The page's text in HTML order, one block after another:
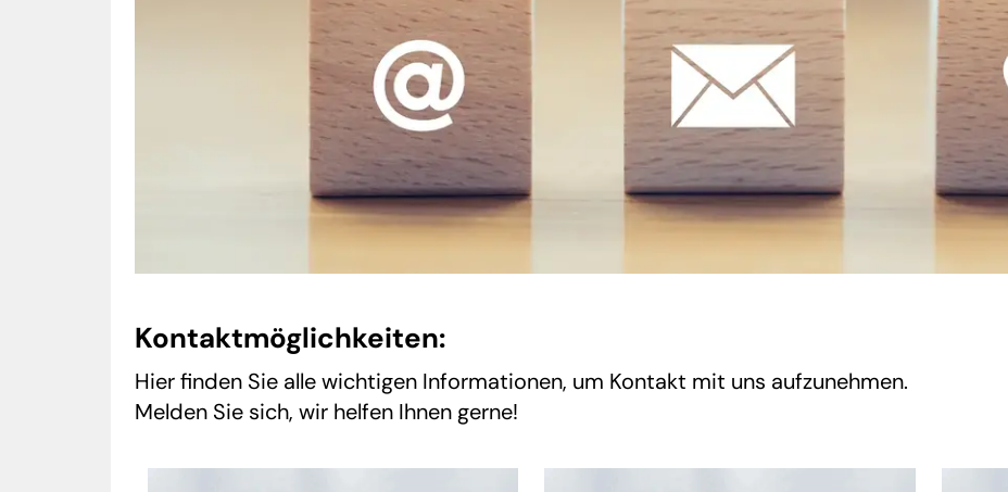
Kontaktmöglichkeiten:
Hier finden Sie alle wichtigen Informationen, um Kontakt mit uns aufzunehmen.
Melden Sie sich, wir helfen Ihnen gerne!